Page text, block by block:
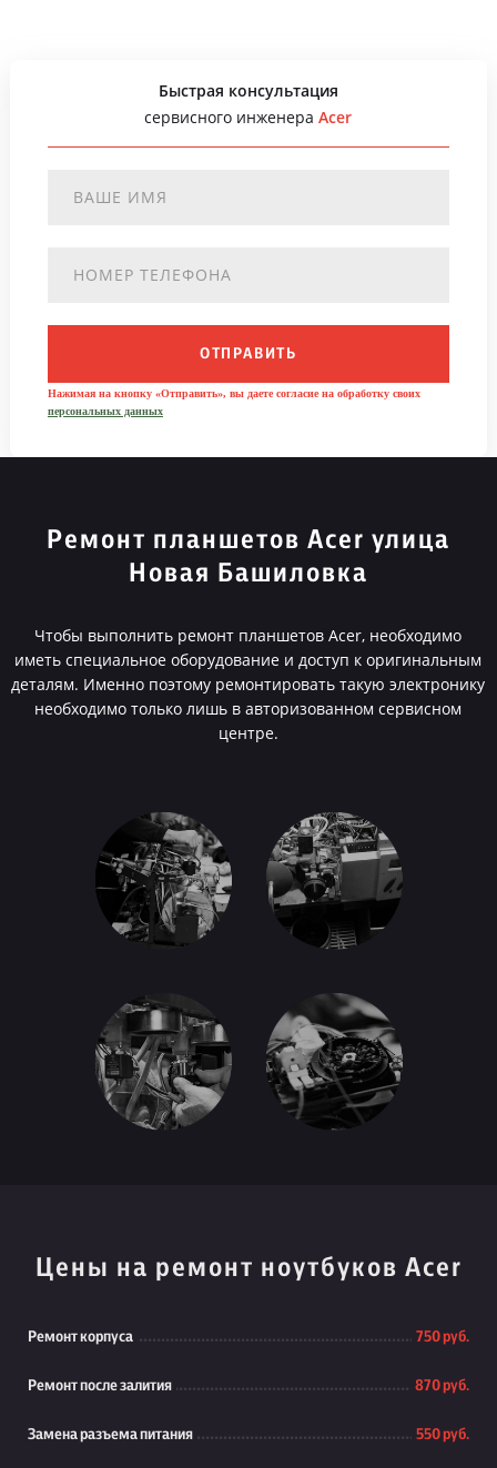
Быстрая консультация
сервисного инженераAcer
ОТПРАВИТЬ
Нажимая на кнопку «Отправить», вы даете согласие на обработку своих
персональных данных
Ремонт планшетов Acer улица
Новая Башиловка
Чтобы выполнить ремонт планшетов Acer, необходимо
иметь специальное оборудование и доступ к оригинальным
деталям. Именно поэтому ремонтировать такую электронику
необходимо только лишь в авторизованном сервисном
центре.
Цены на ремонт ноутбуков Acer
Ремонт корпуса 750 руб.
Ремонт после залития 870 руб.
Замена разъема питания 550 руб.